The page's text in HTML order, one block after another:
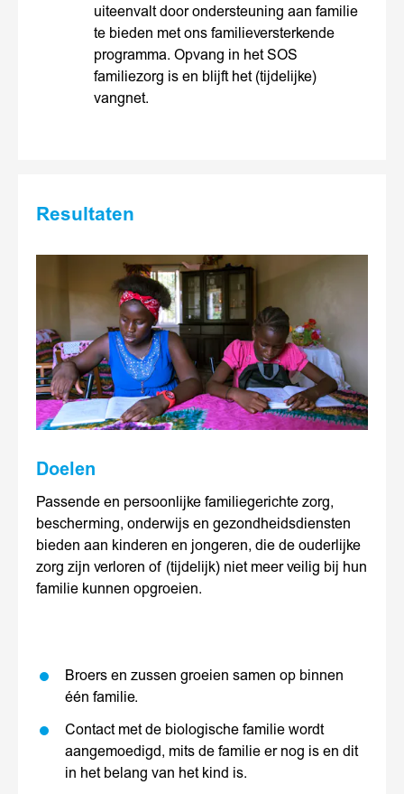
uiteenvalt door ondersteuning aan familie
te bieden met ons familieversterkende
programma. Opvang in het SOS
familiezorg is en blijft het (tijdelijke)
vangnet.
Resultaten
Doelen
Passende en persoonlijke familiegerichte zorg,
bescherming, onderwijs en gezondheidsdiensten
bieden aan kinderen en jongeren, die de ouderlijke
zorg zijn verloren of (tijdelijk) niet meer veilig bij hun
familie kunnen opgroeien.
Broers en zussen groeien samen op binnen
één familie.
Contact met de biologische familie wordt
aangemoedigd, mits de familie er nog is en dit
in het belang van het kind is.